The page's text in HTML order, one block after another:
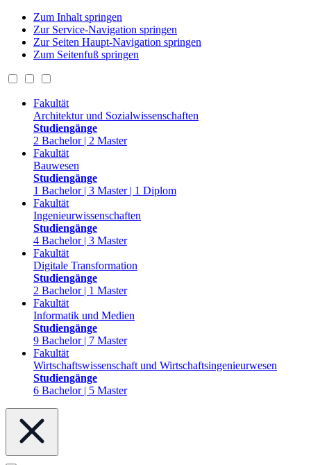
Zum Inhalt springen
Zur Service-Navigation springen
Zur Seiten Haupt-Navigation springen
Zum Seitenfuß springen
Fakultät
Architektur und Sozialwissenschaften
Studiengänge
2 Bachelor | 2 Master
Fakultät
Bauwesen
Studiengänge
1 Bachelor | 3 Master | 1 Diplom
Fakultät
Ingenieurwissenschaften
Studiengänge
4 Bachelor | 3 Master
Fakultät
Digitale Transformation
Studiengänge
2 Bachelor | 1 Master
Fakultät
Informatik und Medien
Studiengänge
9 Bachelor | 7 Master
Fakultät
Wirtschaftswissenschaft und Wirtschaftsingenieurwesen
Studiengänge
6 Bachelor | 5 Master